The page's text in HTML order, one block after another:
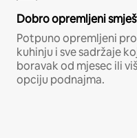
Dobro opremljeni
Potpuno opremljeni
kuhinju i sve sadržaje
boravak od mjesec ili
opciju podnajma.